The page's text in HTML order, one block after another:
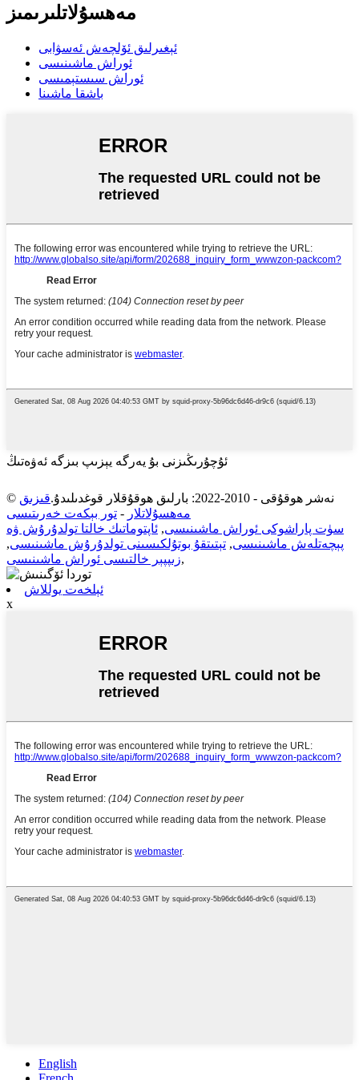
مەھسۇلاتلىرىمىز
ئېغىرلىق ئۆلچەش ئەسۋابى
ئوراش ماشىنىسى
ئوراش سىستېمىسى
باشقا ماشىنا
ئۇچۇرىڭىزنى بۇ يەرگە يېزىپ بىزگە ئەۋەتىڭ
© نەشر ھوقۇقى - 2010-2022: بارلىق ھوقۇقلار قوغدىلىدۇ.
قىزىق
مەھسۇلاتلار - تور بېكەت خەرىتىسى
سۈت پاراشوكى ئوراش ماشىنىسى, ئاپتوماتىك خالتا تولدۇرۇش ۋە
پېچەتلەش ماشىنىسى, تېتىتقۇ بوتۇلكىسىنى تولدۇرۇش ماشىنىسى,
زىپپېر خالتىسى ئوراش ماشىنىسى,
ئېلخەت يوللاش
x
English